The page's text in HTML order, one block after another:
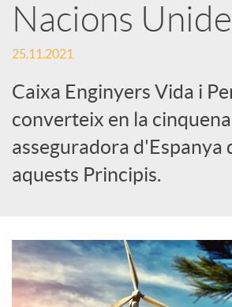
a
d
o
r
d
e
Nacions
25.11.2021
Caixa Enginyers Vida i
converteix en la cinquena
asseguradora d'Espanya
aquests Principis.